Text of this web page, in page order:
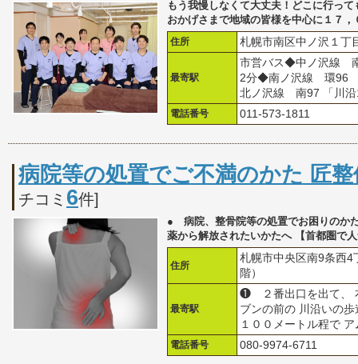
もう我慢しなくて大丈夫！どこに行っ
おかげさまで地域の皆様を中心に１７，
住所 札幌市南区中ノ沢１丁
最寄駅
市営バス◆中ノ沢線
2分◆南ノ沢線 環96
北ノ沢線 南97 「川
電話番号 011-573-1811
病院等の処置でご不満のかた 匠整
チコミ 6件]
● 病院、整骨院等の処置でお困りの
薬から解放されたいかたへ 【首都圏で
住所
札幌市中央区南9条西
階）
最寄駅
❶ ２番出口を出て、
ブンの前の 川沿いの
１００メートル程で
電話番号 080-9974-6711